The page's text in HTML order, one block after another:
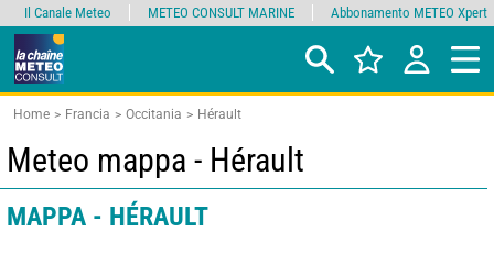
Home Francia Occitania Hérault
Meteo mappa - Hérault
MAPPA - HÉRAULT
Il Canale Meteo METEO CONSULT MARINE Abbonamento METEO Xpert